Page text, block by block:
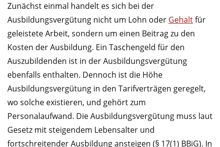
Zunächst einmal handelt es sich bei der
Ausbildungsvergütung nicht um Lohn oder Gehaltfür
geleistete Arbeit, sondern um einen Beitrag zu den
Kosten der Ausbildung. Ein Taschengeld für den
Auszubildenden ist in der Ausbildungsvergütung
ebenfalls enthalten. Dennoch ist die Höhe
Ausbildungsvergütung in den Tarifverträgen geregelt,
wo solche existieren, und gehört zum
Personalaufwand. Die Ausbildungsvergütung muss laut
Gesetz mit steigendem Lebensalter und
fortschreitender Ausbildung ansteigen (§ 17(1) BBiG). In